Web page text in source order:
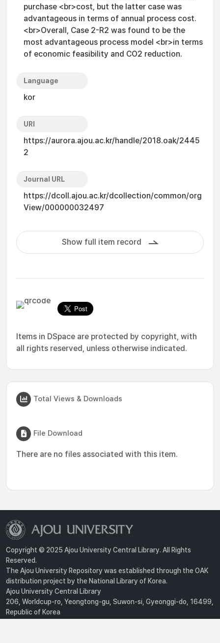
purchase <br>cost, but the latter case was
advantageous in terms of annual process cost.
<br>Overall, Case 2-R2 was found to be the
most advantageous process model <br>in terms
of economic feasibility and CO2 reduction.
Language
kor
URI
https://aurora.ajou.ac.kr/handle/2018.oak/2445
2
Journal URL
https://dcoll.ajou.ac.kr/dcollection/common/org
View/000000032497
Show full item record
Items in DSpace are protected by copyright, with
all rights reserved, unless otherwise indicated.
Total Views & Downloads
File Download
There are no files associated with this item.
Copyright © 2025 Ajou University Central Library. All Rights
Reserved.
The Ajou University Repository was established through the OAK
distribution project by the National Library of Korea.
Ajou University Central Library
206, Worldcup-ro, Yeongtong-gu, Suwon-si, Gyeonggi-do, 16499,
Republic of Korea